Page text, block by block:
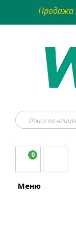
Продажа
0
Меню